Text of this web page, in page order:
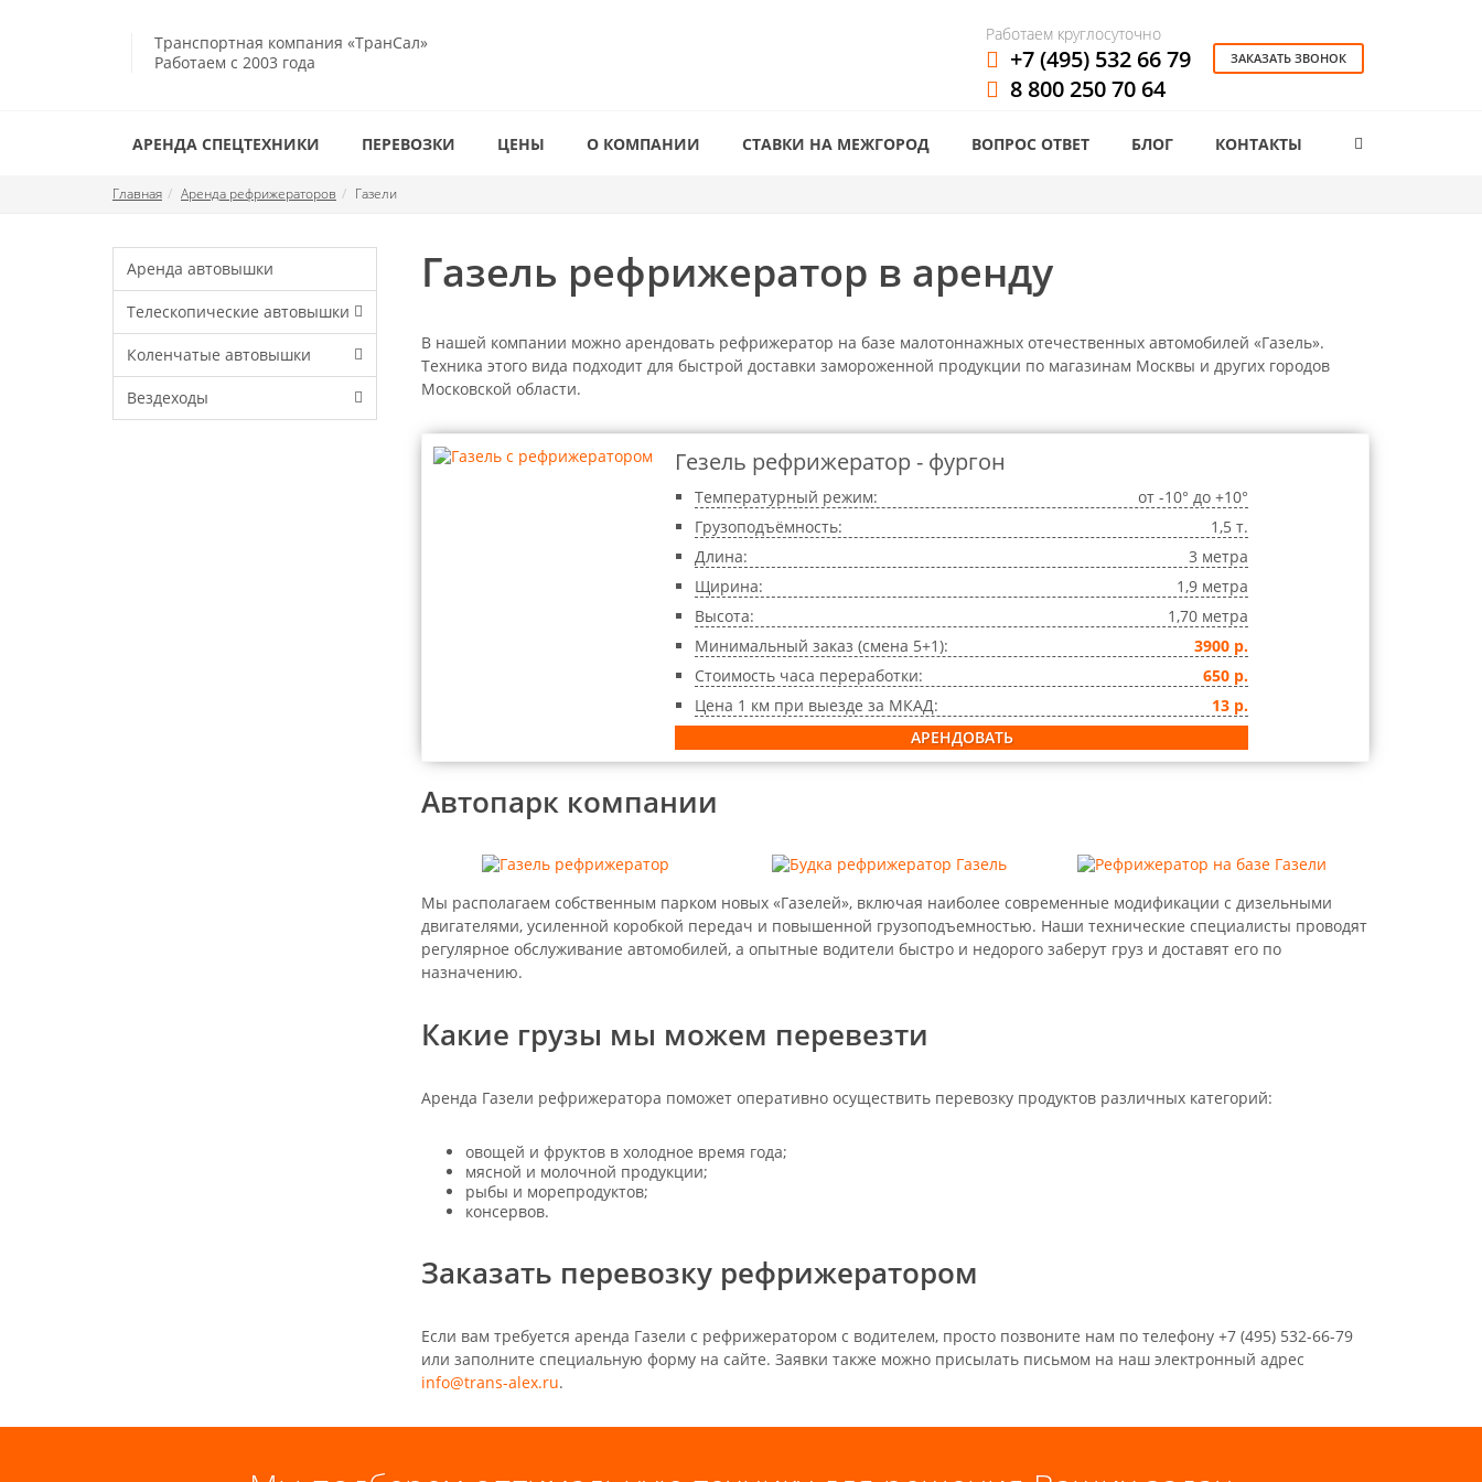
Транспортная компания «ТранСал»
Работаем с 2003 года
Работаем круглосуточно
+7 (495) 532 66 79
8 800 250 70 64
ЗАКАЗАТЬ ЗВОНОК
АРЕНДА СПЕЦТЕХНИКИ ПЕРЕВОЗКИ ЦЕНЫ О КОМПАНИИ СТАВКИ НА МЕЖГОРОД ВОПРОС ОТВЕТ БЛОГ КОНТАКТЫ
Главная Аренда рефрижераторов Газели
Аренда автовышки
Телескопические автовышки
Коленчатые автовышки
Вездеходы
Газель рефрижератор в аренду
В нашей компании можно арендовать рефрижератор на базе малотоннажных отечественных автомобилей «Газель».
Техника этого вида подходит для быстрой доставки замороженной продукции по магазинам Москвы и других городов
Московской области.
Гезель рефрижератор - фургон
Температурный режим:
от -10° до +10°
Грузоподъёмность:
1,5 т.
Длина:
3 метра
Щирина:
1,9 метра
Высота:
1,70 метра
Минимальный заказ (смена 5+1):
3900 р.
Стоимость часа переработки:
650 р.
Цена 1 км при выезде за МКАД:
13 р.
АРЕНДОВАТЬ
Автопарк компании
Мы располагаем собственным парком новых «Газелей», включая наиболее современные модификации с дизельными
двигателями, усиленной коробкой передач и повышенной грузоподъемностью. Наши технические специалисты проводят
регулярное обслуживание автомобилей, а опытные водители быстро и недорого заберут груз и доставят его по
назначению.
Какие грузы мы можем перевезти
Аренда Газели рефрижератора поможет оперативно осуществить перевозку продуктов различных категорий:
овощей и фруктов в холодное время года;
мясной и молочной продукции;
рыбы и морепродуктов;
консервов.
Заказать перевозку рефрижератором
Если вам требуется аренда Газели с рефрижератором с водителем, просто позвоните нам по телефону +7 (495) 532-66-79
или заполните специальную форму на сайте. Заявки также можно присылать письмом на наш электронный адрес
info@trans-alex.ru.